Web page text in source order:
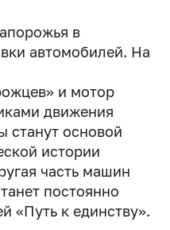
в
автомобилей. На
и мотор
движения
станут основой
истории
часть машин
постоянно
«Путь к единству».